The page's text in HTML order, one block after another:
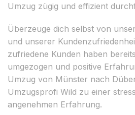
Umzug zügig und effizient
Überzeuge dich selbst von
und unserer
zufriedene Kunden haben
umgezogen und positive
Umzug von Münster nach
Umzugsprofi Wild zu einer
angenehmen Erfahrung.